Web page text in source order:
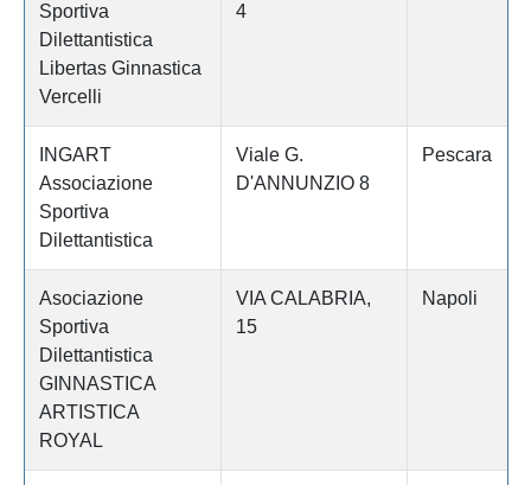
Sportiva
Dilettantistica
Libertas Ginnastica
Vercelli
4
INGART
Associazione
Sportiva
Dilettantistica
Viale G.
D'ANNUNZIO 8
Pescara
Asociazione
Sportiva
Dilettantistica
GINNASTICA
ARTISTICA
ROYAL
VIA CALABRIA,
15
Napoli